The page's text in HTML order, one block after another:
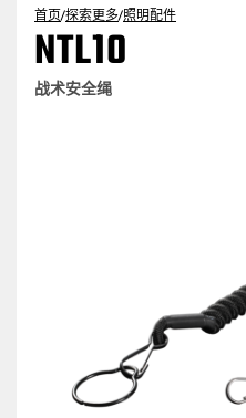
首页/探索更多/照明配件
NTL10
战术安全绳